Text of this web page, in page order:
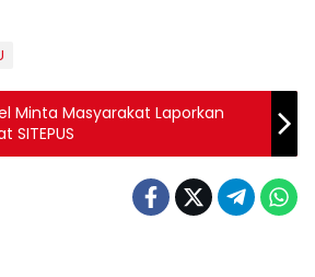
Minta Masyarakat Laporkan
SITEPUS